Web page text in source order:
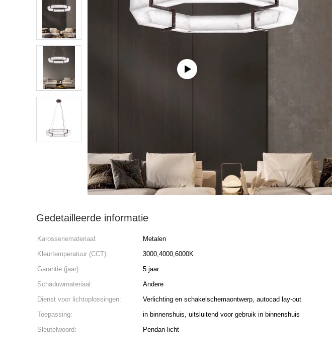
Gedetailleerde informatie
Karosseriemateriaal: Metalen
Kleurtemperatuur (CCT):
3000,4000,6000K
Garantie (jaar):
5 jaar
Schaduwmateriaal:
Andere
Dienst voor lichtoplossingen:
Verlichting en schakelschemaontwerp, autocad lay-out
Toepassing:
in binnenshuis, uitsluitend voor gebruik in binnenshuis
Sleutelwoord:
Pendan licht